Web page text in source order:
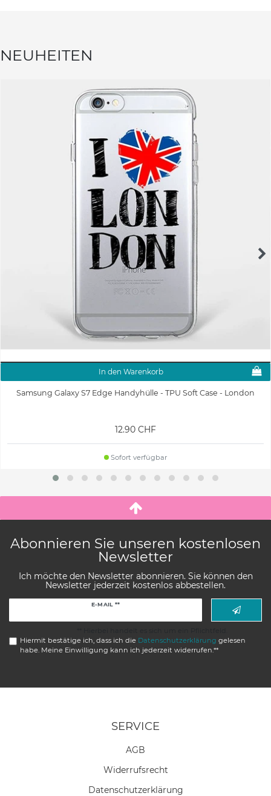
NEUHEITEN
In den Warenkorb
Samsung Galaxy S7 Edge Handyhülle - TPU Soft Case - London
12.90 CHF
Sofort verfügbar
Abonnieren Sie unseren kostenlosen
Newsletter
Ich möchte den Newsletter abonnieren. Sie können den
Newsletter jederzeit kostenlos abbestellen.
E-MAIL **
Hiermit bestätige ich, dass ich die Daten­schutz­erklärung gelesen
habe. Meine Einwilligung kann ich jederzeit widerrufen.**
SERVICE
AGB
Widerrufs­recht
Daten­schutz­erklärung